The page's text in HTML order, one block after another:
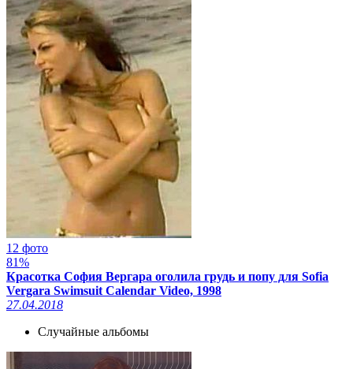
12 фото
81%
Красотка София Вергара оголила грудь и попу для Sofia
Vergara Swimsuit Calendar Video, 1998
27.04.2018
Случайные альбомы